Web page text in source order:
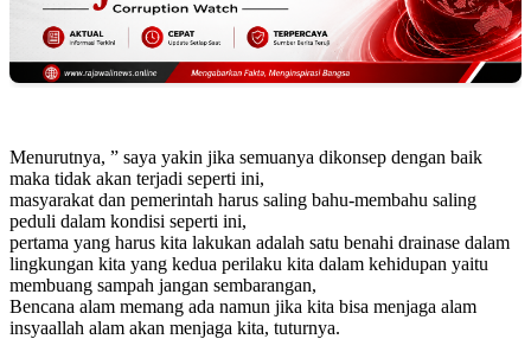
Menurutnya, ” saya yakin jika semuanya dikonsep dengan baik
maka tidak akan terjadi seperti ini,
masyarakat dan pemerintah harus saling bahu-membahu saling
peduli dalam kondisi seperti ini,
pertama yang harus kita lakukan adalah satu benahi drainase dalam
lingkungan kita yang kedua perilaku kita dalam kehidupan yaitu
membuang sampah jangan sembarangan,
Bencana alam memang ada namun jika kita bisa menjaga alam
insyaallah alam akan menjaga kita, tuturnya.